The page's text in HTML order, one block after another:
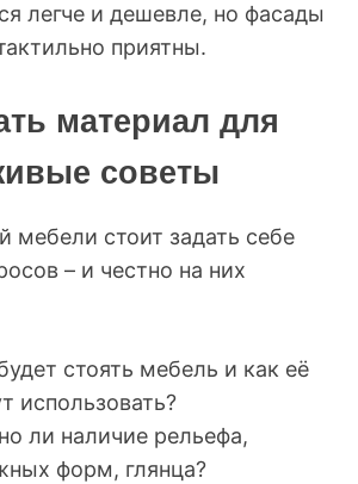
легче и дешевле, но фасады
приятны.
материал для
советы
мебели стоит задать себе
– и честно на них
стоять мебель и как её
использовать?
ли наличие рельефа,
форм, глянца?